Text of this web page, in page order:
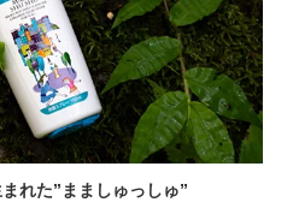
れた”まましゅっしゅ”